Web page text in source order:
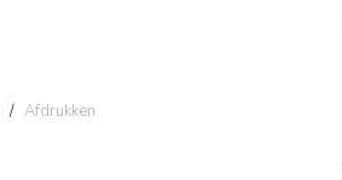
/ Afdrukken